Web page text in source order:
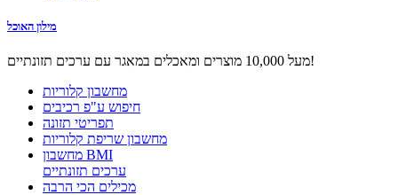
מילון האוכל
מעל 10,000 מוצרים ומאכלים במאגר עם ערכים תזונתיים!
מחשבון קלוריות
חיפוש ע"פ רכיבים
תפריטי תזונה
מחשבון שריפת קלוריות
מחשבון BMI
ערכים תזונתיים
מכילים הכי הרבה